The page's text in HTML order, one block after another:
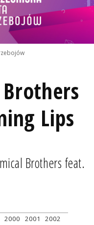
Lips
Brothers feat.
2000 2001
2002